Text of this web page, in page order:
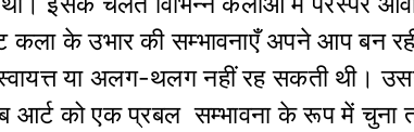
के उभार की सम्भावनाएँ अपने आप बन
या अलग-थलग नहीं रह सकती थी।
आर्ट को एक प्रबल सम्भावना के रूप में चुना